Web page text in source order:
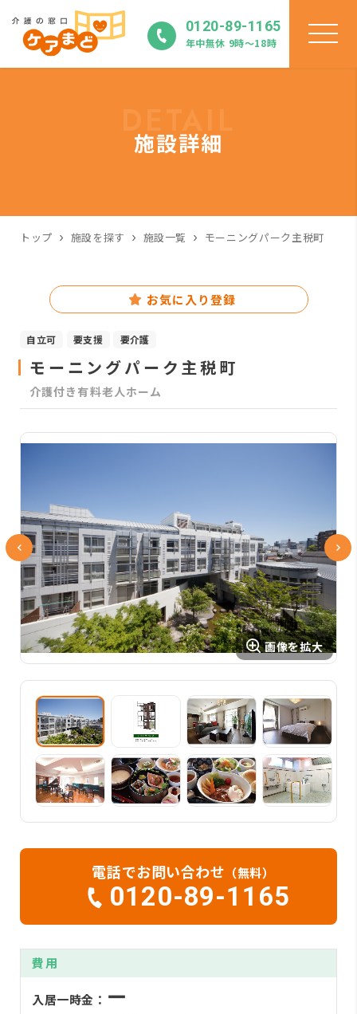
0120-89-1165
年中無休 9時〜18時
施設詳細
トップ 施設を探す 施設一覧 モーニングパーク主税町
お気に入り登録
自立可 要支援 要介護
モーニングパーク主税町
介護付き有料老人ホーム
電話でお問い合わせ （無料）
0120-89-1165
費用
入居一時金： ー